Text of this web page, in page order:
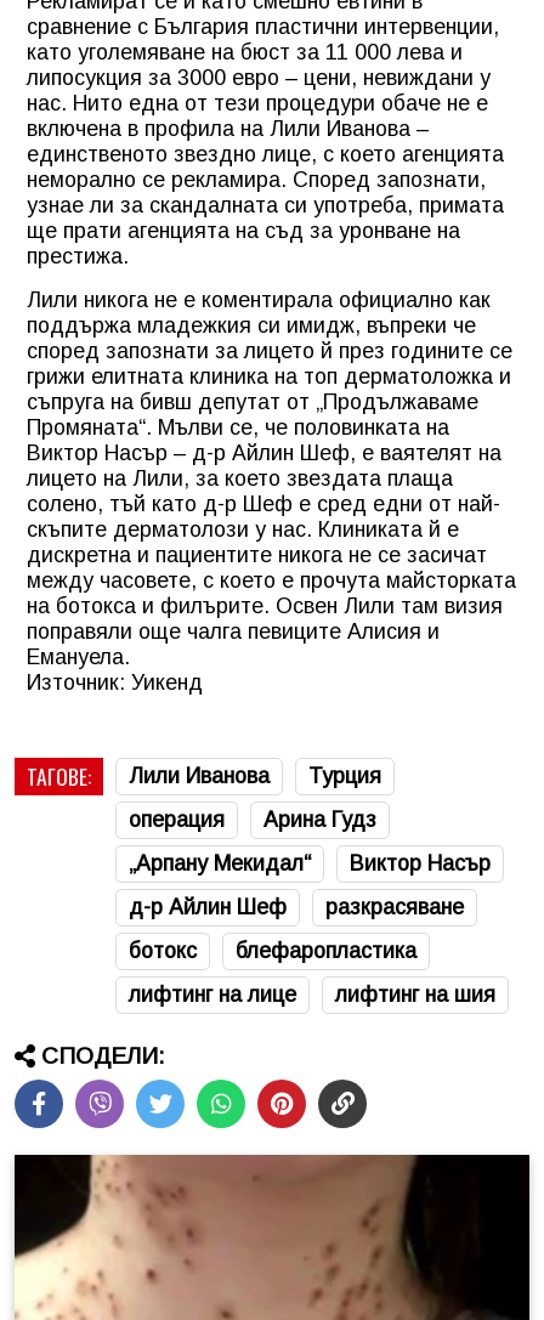
сравнение с България пластични интервенции,
като уголемяване на бюст за 11 000 лева и
липосукция за 3000 евро – цени, невиждани у
нас. Нито една от тези процедури обаче не е
включена в профила на Лили Иванова –
единственото звездно лице, с което агенцията
неморално се рекламира. Според запознати,
узнае ли за скандалната си употреба, примата
ще прати агенцията на съд за уронване на
престижа.
Лили никога не е коментирала официално как
поддържа младежкия си имидж, въпреки че
според запознати за лицето й през годините се
грижи елитната клиника на топ дерматоложка и
съпруга на бивш депутат от „Продължаваме
Промяната“. Мълви се, че половинката на
Виктор Насър – д-р Айлин Шеф, е ваятелят на
лицето на Лили, за което звездата плаща
солено, тъй като д-р Шеф е сред едни от най-
скъпите дерматолози у нас. Клиниката й е
дискретна и пациентите никога не се засичат
между часовете, с което е прочута майсторката
на ботокса и филърите. Освен Лили там визия
поправяли още чалга певиците Алисия и
Емануела.
Източник: Уикенд
ТАГОВЕ: Лили Иванова
Турция
операция
Арина Гудз
„Арпану Мекидал“
Виктор Насър
д-р Айлин Шеф
разкрасяване
ботокс
блефаропластика
лифтинг на лице
лифтинг на шия
СПОДЕЛИ: